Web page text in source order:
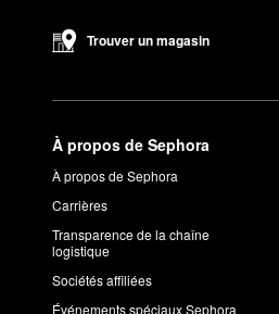
Trouver un magasin
À propos de Sephora
À propos de Sephora
Carrières
Transparence de la chaîne
logistique
Sociétés affiliées
Événements spéciaux Sephora